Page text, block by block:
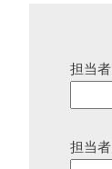
担当
担当者